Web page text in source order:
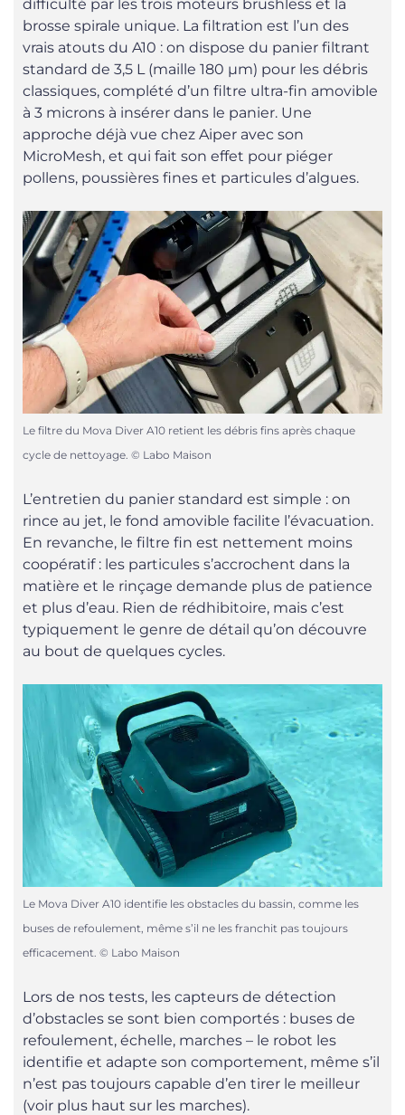
difficulté par les trois moteurs brushless et la
brosse spirale unique. La filtration est l’un des
vrais atouts du A10 : on dispose du panier filtrant
standard de 3,5 L (maille 180 μm) pour les débris
classiques, complété d’un filtre ultra-fin amovible
à 3 microns à insérer dans le panier. Une
approche déjà vue chez Aiper avec son
MicroMesh, et qui fait son effet pour piéger
pollens, poussières fines et particules d’algues.
Le filtre du Mova Diver A10 retient les débris fins après chaque
cycle de nettoyage. © Labo Maison
L’entretien du panier standard est simple : on
rince au jet, le fond amovible facilite l’évacuation.
En revanche, le filtre fin est nettement moins
coopératif : les particules s’accrochent dans la
matière et le rinçage demande plus de patience
et plus d’eau. Rien de rédhibitoire, mais c’est
typiquement le genre de détail qu’on découvre
au bout de quelques cycles.
Le Mova Diver A10 identifie les obstacles du bassin, comme les
buses de refoulement, même s’il ne les franchit pas toujours
efficacement. © Labo Maison
Lors de nos tests, les capteurs de détection
d’obstacles se sont bien comportés : buses de
refoulement, échelle, marches – le robot les
identifie et adapte son comportement, même s’il
n’est pas toujours capable d’en tirer le meilleur
(voir plus haut sur les marches).